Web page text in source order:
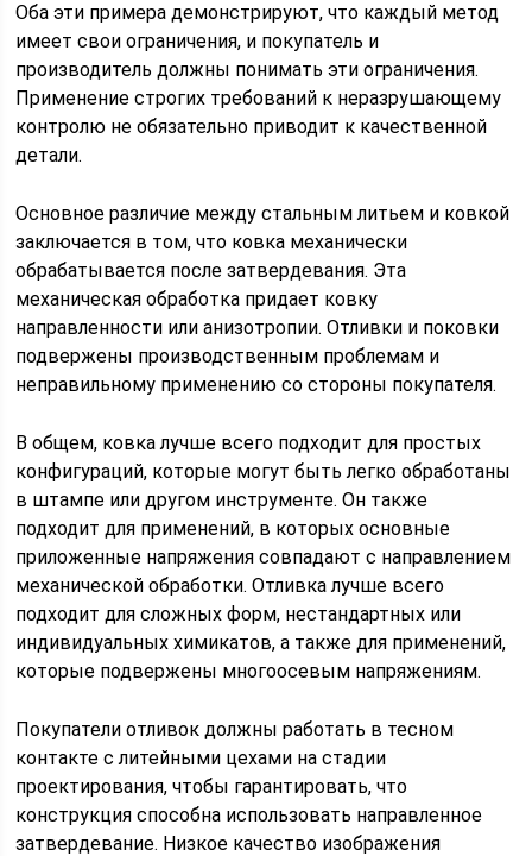
Оба эти примера демонстрируют, что каждый метод
имеет свои ограничения, и покупатель и
производитель должны понимать эти ограничения.
Применение строгих требований к неразрушающему
контролю не обязательно приводит к качественной
детали.
Основное различие между стальным литьем и ковкой
заключается в том, что ковка механически
обрабатывается после затвердевания. Эта
механическая обработка придает ковку
направленности или анизотропии. Отливки и поковки
подвержены производственным проблемам и
неправильному применению со стороны покупателя.
В общем, ковка лучше всего подходит для простых
конфигураций, которые могут быть легко обработаны
в штампе или другом инструменте. Он также
подходит для применений, в которых основные
приложенные напряжения совпадают с направлением
механической обработки. Отливка лучше всего
подходит для сложных форм, нестандартных или
индивидуальных химикатов, а также для применений,
которые подвержены многоосевым напряжениям.
Покупатели отливок должны работать в тесном
контакте с литейными цехами на стадии
проектирования, чтобы гарантировать, что
конструкция способна использовать направленное
затвердевание. Низкое качество изображения